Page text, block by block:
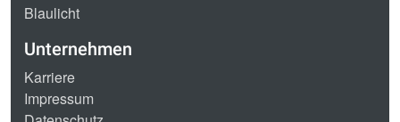
Blaulicht
Unternehmen
Karriere
Impressum